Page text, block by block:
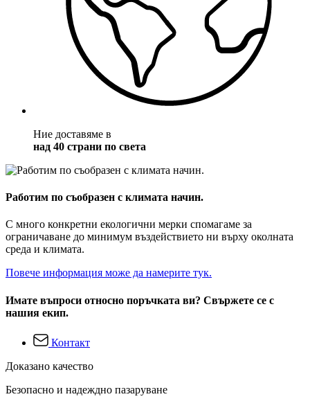
Ние доставяме в
над 40 страни по света
Работим по съобразен с климата начин.
С много конкретни екологични мерки спомагаме за
ограничаване до минимум въздействието ни върху околната
среда и климата.
Повече информация може да намерите тук.
Имате въпроси относно поръчката ви? Свържете се с
нашия екип.
Контакт
Доказано качество
Безопасно и надеждно пазаруване